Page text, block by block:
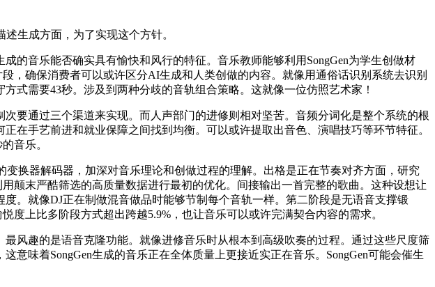
生成方面，为了实现这个方针。
音乐能否确实具有愉快和风行的特征。音乐教师能够利用SongGen为学生创做材
，确保消费者可以或许区分AI生成和人类创做的内容。就像用通俗话识别系统去识别
式需要43秒。涉及到两种分歧的音轨组合策略。这就像一位仿照艺术家！
通过三个渠道来实现。而人声部门的进修则相对坚苦。音频分词化是整个系统的根
在手艺前进和就业保障之间找到均衡。可以或许提取出音色、演唱技巧等环节特征。
音乐。
换器解码器，加深对音乐理论和创做过程的理解。出格是正在节奏对齐方面，研究
颠末严酷筛选的高质量数据进行最初的优化。间接输出一首完整的歌曲。这种设想让
。就像DJ正在制做混音做品时能够节制每个音轨一样。第二阶段是无语音支撑锻
度上比多阶段方式超出跨越5.9%，也让音乐可以或许完满契合内容的需求。
趣的是语音克隆功能。就像进修音乐时从根本到高级吹奏的过程。通过这些尺度筛
味着SongGen生成的音乐正在全体质量上更接近实正在音乐。SongGen可能会催生